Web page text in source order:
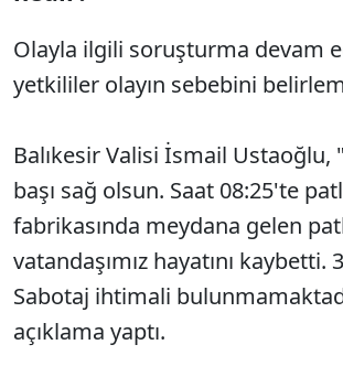
Olayla ilgili soruşturma devam
yetkililer olayın sebebini
Balıkesir Valisi İsmail
başı sağ olsun. Saat 08:25'te
fabrikasında meydana gelen
vatandaşımız hayatını kaybetti.
Sabotaj ihtimali
açıklama yaptı.